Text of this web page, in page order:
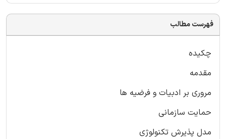
فهرست مطالب
چکیده
مقدمه
مروری بر ادبیات و فرضیه ها
حمایت سازمانی
مدل پذیرش تکنولوژی